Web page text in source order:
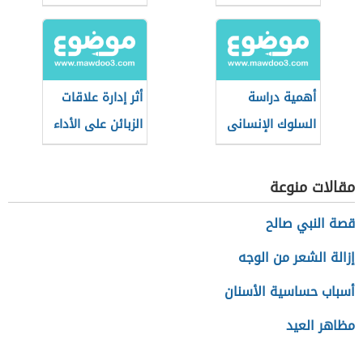
الإنتاج
أهمية دراسة
السلوك الإنسانى
بالنسبة للإدارة
أثر إدارة علاقات
الزبائن على الأداء
التسويقي
مقالات منوعة
قصة النبي صالح
إزالة الشعر من الوجه
أسباب حساسية الأسنان
مظاهر العيد